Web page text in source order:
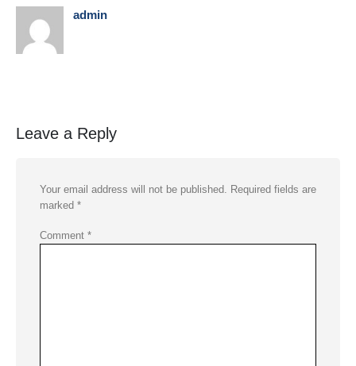
admin
Leave a Reply
Your email address will not be published. Required fields are
marked *
Comment *